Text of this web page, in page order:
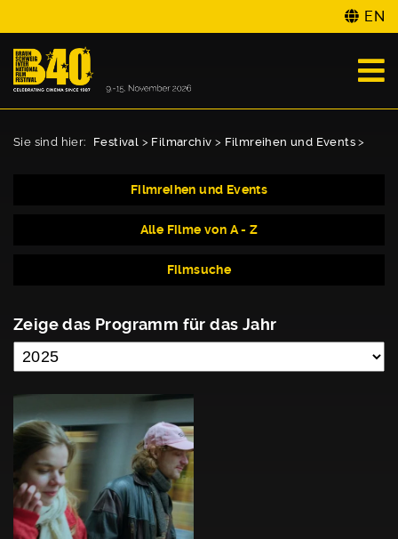
EN
Sie sind hier: Festival > Filmarchiv > Filmreihen und Events >
Filmreihen und Events
Alle Filme von A - Z
Filmsuche
Zeige das Programm für das Jahr